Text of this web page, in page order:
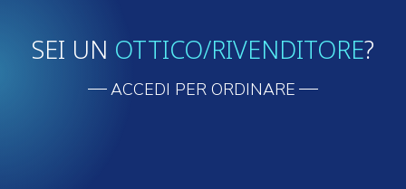
SEI UN OTTICO/RIVENDITORE?
ACCEDI PER ORDINARE